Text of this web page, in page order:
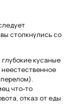
столкнулись со
кусаные
что-то
отказ от еды